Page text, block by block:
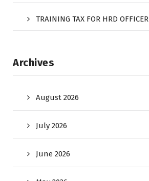
TRAINING TAX FOR HRD OFFICER
Archives
August 2026
July 2026
June 2026